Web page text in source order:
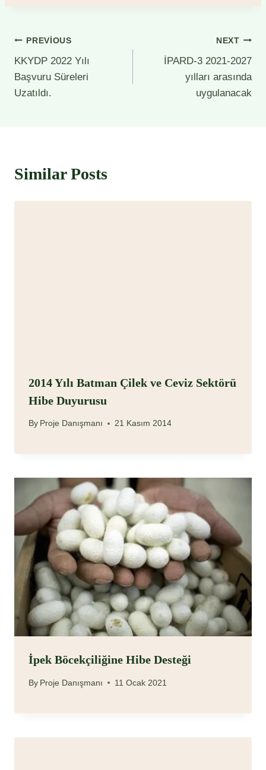
Yazı
gezinmesi
PREVIOUS
KKYDP 2022 Yılı
Başvuru Süreleri
Uzatıldı.
NEXT
İPARD-3 2021-2027
yılları arasında
uygulanacak
Similar Posts
2014 Yılı Batman Çilek ve Ceviz Sektörü
Hibe Duyurusu
By Proje Danışmanı 21 Kasım 2014
İpek Böcekçiliğine Hibe Desteği
By Proje Danışmanı 11 Ocak 2021